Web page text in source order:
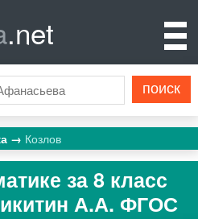
.net
Козлов
за 8 класс
А.А. ФГОС